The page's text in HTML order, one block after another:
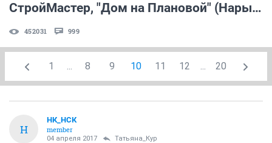
СтройМастер, "Дом на Плановой" (Нарымский Квартал) (часть 4)
452031 999
1 ... 8 9 10 11 12 ... 20
Н
НК_НСК
member
04 апреля 2017 Татьяна_Кур